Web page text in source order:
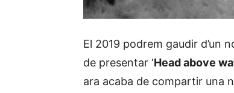
El 2019 podrem gaudir d’un
de presentar ‘Head above
ara acaba de compartir una